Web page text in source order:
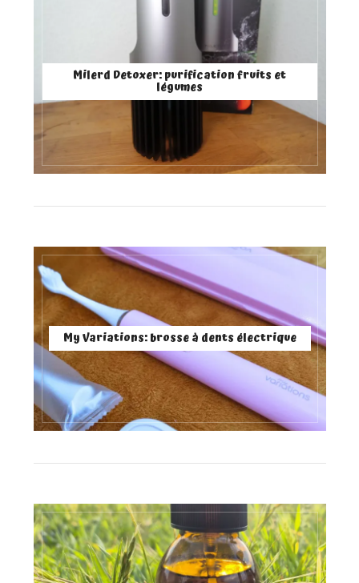
Milerd Detoxer: purification fruits et
légumes
My Variations: brosse à dents électrique